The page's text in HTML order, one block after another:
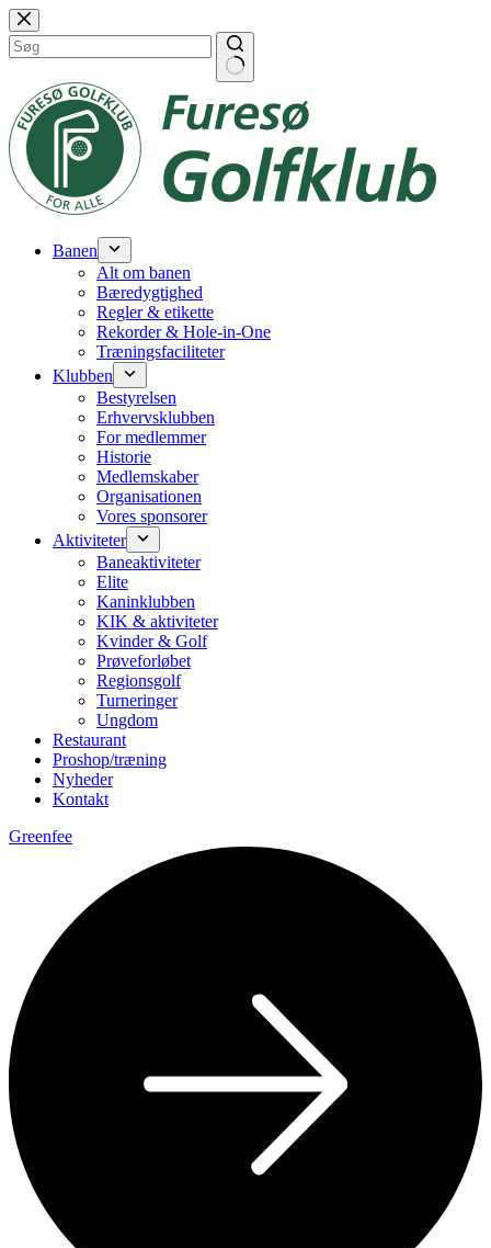
Fortsæt
til
indhold
Banen
Alt om banen
Bæredygtighed
Regler & etikette
Rekorder & Hole-in-One
Træningsfaciliteter
Klubben
Bestyrelsen
Erhvervsklubben
For medlemmer
Historie
Medlemskaber
Organisationen
Vores sponsorer
Aktiviteter
Baneaktiviteter
Elite
Kaninklubben
KIK & aktiviteter
Kvinder & Golf
Prøveforløbet
Regionsgolf
Turneringer
Ungdom
Restaurant
Proshop/træning
Nyheder
Kontakt
Greenfee